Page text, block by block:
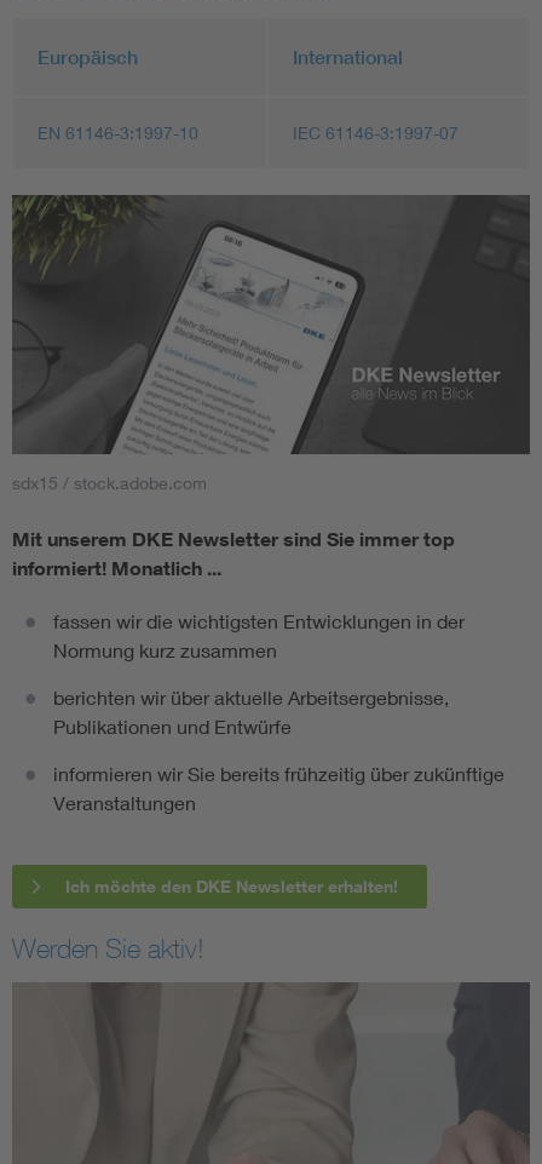
Europäisch International
EN 61146-3:1997-10 IEC 61146-3:1997-07
sdx15 / stock.adobe.com
Mit unserem DKE Newsletter sind Sie immer top
informiert! Monatlich ...
fassen wir die wichtigsten Entwicklungen in der
Normung kurz zusammen
berichten wir über aktuelle Arbeitsergebnisse,
Publikationen und Entwürfe
informieren wir Sie bereits frühzeitig über zukünftige
Veranstaltungen
Ich möchte den DKE Newsletter erhalten!
Werden Sie aktiv!